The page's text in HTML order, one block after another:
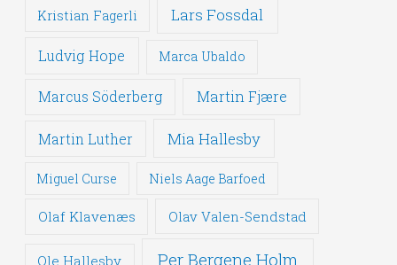
Kristian Fagerli Lars Fossdal
Ludvig Hope Marca Ubaldo
Marcus Söderberg Martin Fjære
Martin Luther Mia Hallesby
Miguel Curse Niels Aage Barfoed
Olaf Klavenæs Olav Valen-Sendstad
Ole Hallesby Per Bergene Holm